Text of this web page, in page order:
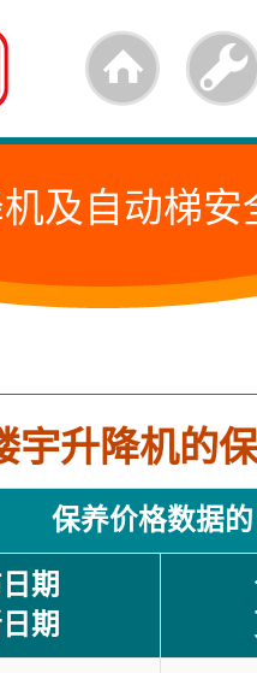
及自动梯安
宇升降机的
保养价格数据的
期
期